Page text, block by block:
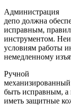
Администрация
депо должна
исправным,
инструментом.
условиям работы
немедленному
Ручной
быть исправным,
иметь защитные